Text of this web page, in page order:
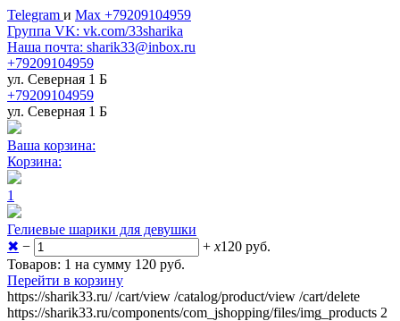
Telegram и Max +79209104959
Группа VK: vk.com/33sharika
Наша почта: sharik33@inbox.ru
+79209104959
ул. Северная 1 Б
+79209104959
ул. Северная 1 Б
Ваша корзина:
Корзина:
1
Гелиевые шарики для девушки
✖ − + x120 руб.
Товаров: 1 на сумму 120 руб.
Перейти в корзину
https://sharik33.ru/ /cart/view /catalog/product/view /cart/delete
https://sharik33.ru/components/com_jshopping/files/img_products 2